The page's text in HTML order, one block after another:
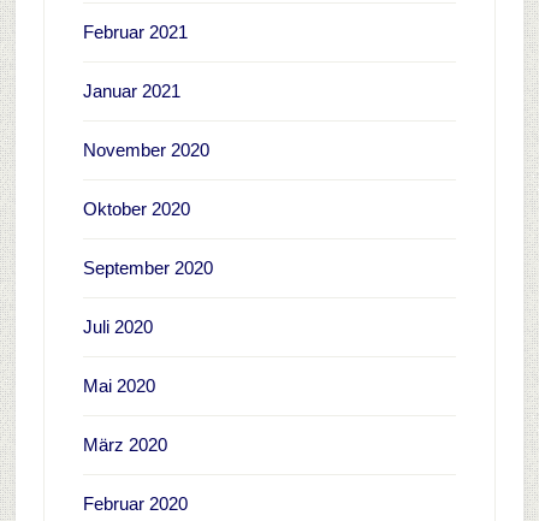
Februar 2021
Januar 2021
November 2020
Oktober 2020
September 2020
Juli 2020
Mai 2020
März 2020
Februar 2020